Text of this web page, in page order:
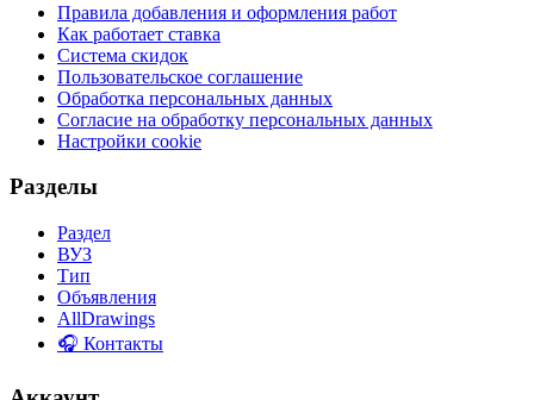
Правила добавления и оформления работ
Как работает ставка
Система скидок
Пользовательское соглашение
Обработка персональных данных
Согласие на обработку персональных данных
Настройки cookie
Разделы
Раздел
ВУЗ
Тип
Объявления
AllDrawings
🎧 Контакты